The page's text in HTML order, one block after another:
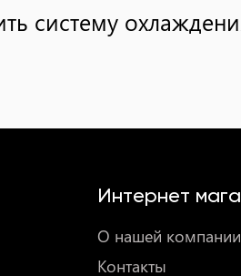
систему
Интернет
О нашей компании
Контакты